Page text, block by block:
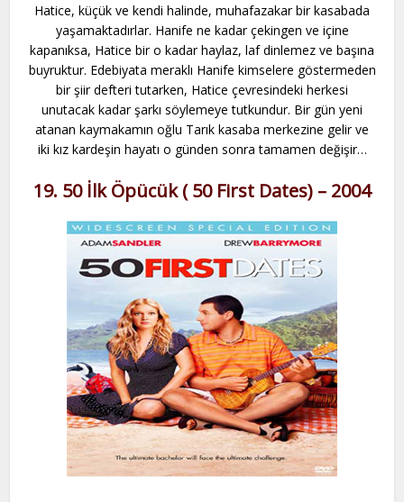
Hatice, küçük ve kendi halinde, muhafazakar bir kasabada
yaşamaktadırlar. Hanife ne kadar çekingen ve içine
kapanıksa, Hatice bir o kadar haylaz, laf dinlemez ve başına
buyruktur. Edebiyata meraklı Hanife kimselere göstermeden
bir şiir defteri tutarken, Hatice çevresindeki herkesi
unutacak kadar şarkı söylemeye tutkundur. Bir gün yeni
atanan kaymakamın oğlu Tarık kasaba merkezine gelir ve
iki kız kardeşin hayatı o günden sonra tamamen değişir…
19. 50 İlk Öpücük ( 50 First Dates) – 2004